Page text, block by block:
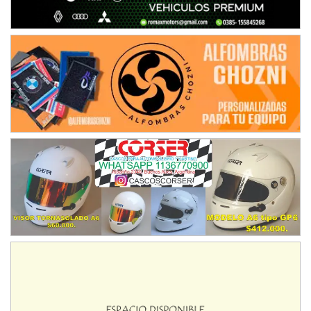
08/09-AGO
IAME SERIES ARGENTINA 6
Ramiro Tot (Asfalto)
Baradero (Buenos Aires)
KDO - F6
Ciudad de Trenque Lauquen (Asfalto)
Trenque Lauquen (Buenos Aires)
ENTRERRIANO - F6 (POSTERGADA)
Parque de la Velocidad (Asfalto)
Villaguay (Entre Ríos)
VICTORIENSE - F7
El Cerro (Tierra)
Victoria (Entre Ríos)